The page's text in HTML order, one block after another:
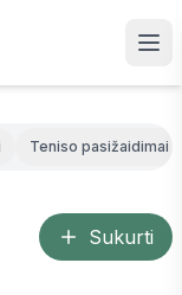
Teniso pasižaidimai
Sukurti